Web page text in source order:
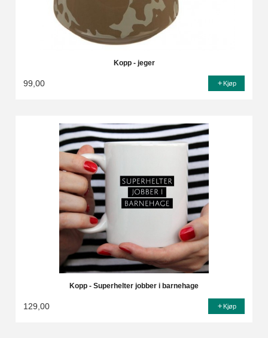
Kopp - jeger
99,00 Kjøp
Kopp - Superhelter jobber i barnehage
129,00 Kjøp